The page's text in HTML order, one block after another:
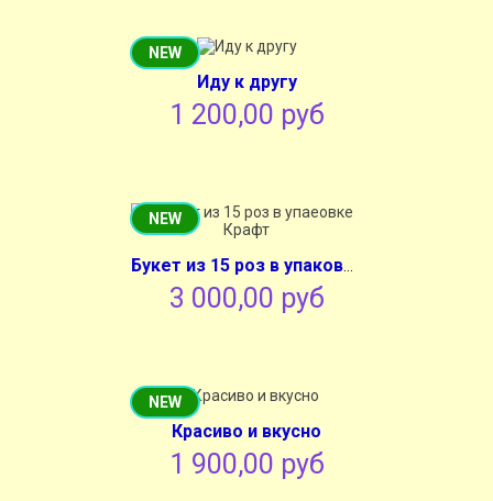
NEW
Иду к другу
1 200,00 руб
NEW
3 000,00 руб
NEW
Красиво и вкусно
1 900,00 руб